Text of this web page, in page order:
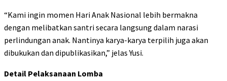
“Kami ingin momen Hari Anak Nasional lebih bermakna
dengan melibatkan santri secara langsung dalam narasi
perlindungan anak. Nantinya karya-karya terpilih juga akan
dibukukan dan dipublikasikan,” jelas Yusi.
Detail Pelaksanaan Lomba